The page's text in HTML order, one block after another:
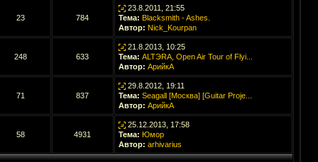
23 784
23.8.2011, 21:55
Тема: Blacksmith - Ashes.
Автор: Nick_Kourpan
248 633
21.8.2013, 10:25
Тема: ALTЭRA, Open Air Tour of Flyi...
Автор: АрийкА
71 837
29.8.2012, 19:11
Тема: Seagall [Москва] [Guitar Proje...
Автор: АрийкА
58 4931
25.12.2013, 17:58
Тема: Юмор
Автор: arhivarius